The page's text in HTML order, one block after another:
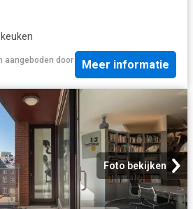
aangeboden door
Meer informatie
Foto bekijken